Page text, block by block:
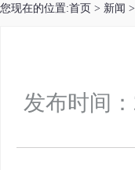
您现在的位置:首页 > 新闻
发布时间